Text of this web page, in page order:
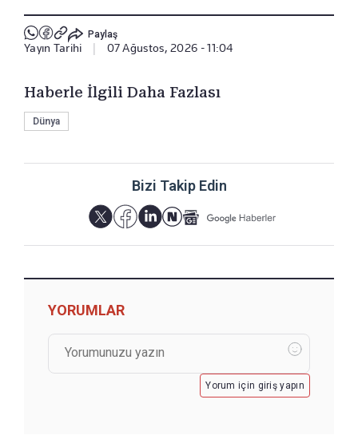
Paylaş
Yayın Tarihi 07 Ağustos, 2026 - 11:04
Haberle İlgili Daha Fazlası
Dünya
Bizi Takip Edin
YORUMLAR
Yorum için giriş yapın